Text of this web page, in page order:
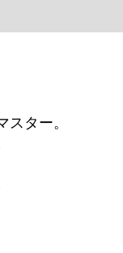
ター。